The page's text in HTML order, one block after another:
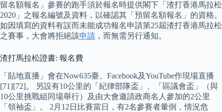
留名額報名」參賽的跑手須於報名時提供閣下「渣打香港馬拉松
2020」之報名編號及資料，以確認其「預留名額報名」的資格。
如因填寫的資料有誤而未能成功報名申請第25屆渣打香港馬拉松
之賽事，大會將拒絕該申請 ，而無需另行通知。
渣打馬拉松證書: 報名費
「貼地直播」會在Now635臺、Facebook及YouTube作現場直播
[71][72]。 另設有10公里的「紀律部隊盃」、「區議會盃」（與
10公里挑戰組同場舉行）及由大會邀請政商名人參加的2公里
「領袖盃」。 2月12日比賽當日，有2名參賽者暈倒，情況危